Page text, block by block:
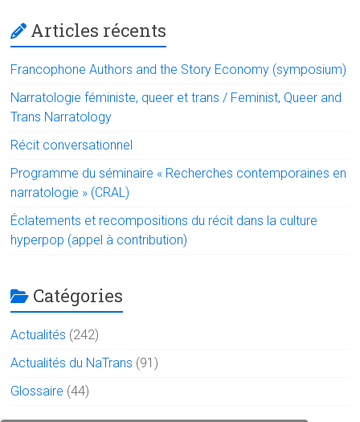
Articles récents
Francophone Authors and the Story Economy (symposium)
Narratologie féministe, queer et trans / Feminist, Queer and
Trans Narratology
Récit conversationnel
Programme du séminaire « Recherches contemporaines en
narratologie » (CRAL)
Éclatements et recompositions du récit dans la culture
hyperpop (appel à contribution)
Catégories
Actualités (242)
Actualités du NaTrans (91)
Glossaire (44)